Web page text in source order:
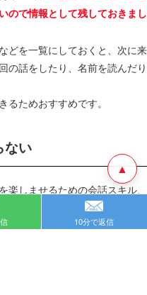
ので情報として残しておきまし
どを一覧にしておくと、次に来
の話をしたり、名前を読んだり
ためおすすめです。
ない
しませるための会話スキル、
など様々なスキルを持ってお
▲
10分で返信